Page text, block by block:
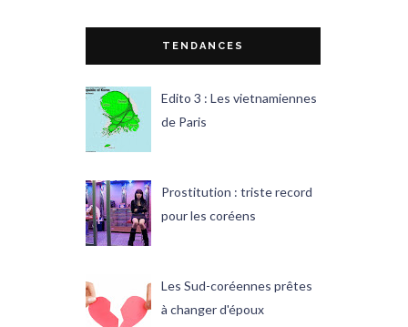
TENDANCES
Edito 3 : Les vietnamiennes
de Paris
Prostitution : triste record
pour les coréens
Les Sud-coréennes prêtes
à changer d'époux